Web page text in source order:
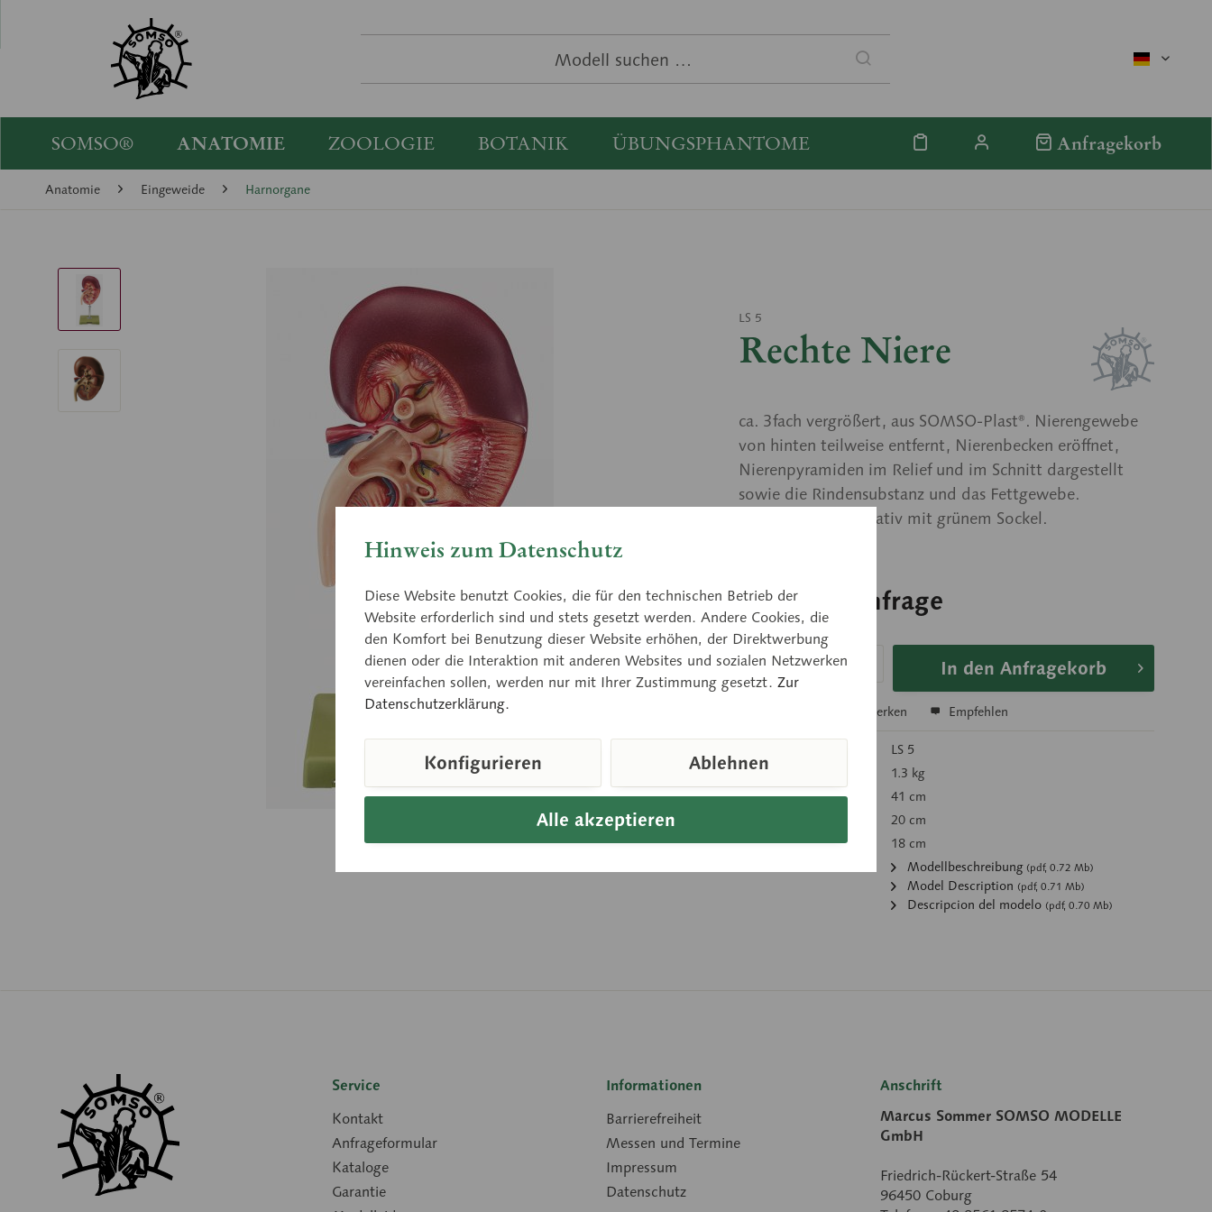
deutsch
SOMSO® ANATOMIE ZOOLOGIE BOTANIK ÜBUNGSPHANTOME Anfragekorb
Anatomie Eingeweide Harnorgane
LS 5
Rechte Niere
ca. 3fach vergrößert, aus SOMSO-Plast®. Nierengewebe
von hinten teilweise entfernt, Nierenbecken eröffnet,
Nierenpyramiden im Relief und im Schnitt dargestellt
sowie die Rindensubstanz und das Fettgewebe.
Unzerlegbar. Auf Stativ mit grünem Sockel.
Preis auf Anfrage
Lieferzeit auf Anfrage
In den Anfragekorb
Merken Empfehlen
LS 5
Gewicht (in kg):
1.3 kg
Höhe:
41 cm
20 cm
Länge:
18 cm
Modellbeschreibung (pdf, 0.72 Mb)
Model Description (pdf, 0.71 Mb)
Descripcion del modelo (pdf, 0.70 Mb)
Service
Kontakt
Anfrageformular
Kataloge
Garantie
Informationen
Barrierefreiheit
Messen und Termine
Impressum
Datenschutz
Anschrift
Marcus Sommer SOMSO MODELLE
GmbH
Friedrich-Rückert-Straße 54
96450 Coburg
Hinweis zum Datenschutz
Diese Website benutzt Cookies, die für den technischen Betrieb der
Website erforderlich sind und stets gesetzt werden. Andere Cookies, die
den Komfort bei Benutzung dieser Website erhöhen, der Direktwerbung
dienen oder die Interaktion mit anderen Websites und sozialen Netzwerken
vereinfachen sollen, werden nur mit Ihrer Zustimmung gesetzt. Zur
Datenschutzerklärung.
Alle akzeptieren
Konfigurieren Ablehnen